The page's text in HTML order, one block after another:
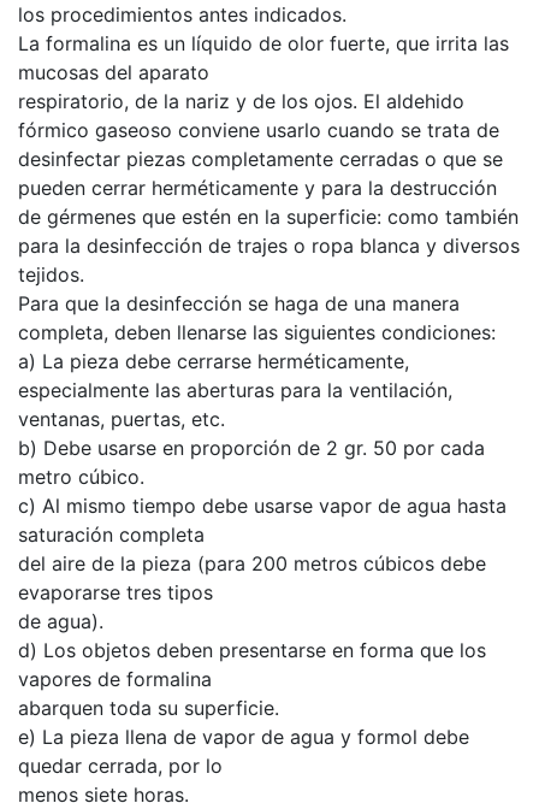
los procedimientos antes indicados.
La formalina es un líquido de olor fuerte, que irrita las
mucosas del aparato
respiratorio, de la nariz y de los ojos. El aldehido
fórmico gaseoso conviene usarlo cuando se trata de
desinfectar piezas completamente cerradas o que se
pueden cerrar herméticamente y para la destrucción
de gérmenes que estén en la superficie: como también
para la desinfección de trajes o ropa blanca y diversos
tejidos.
Para que la desinfección se haga de una manera
completa, deben llenarse las siguientes condiciones:
a) La pieza debe cerrarse herméticamente,
especialmente las aberturas para la ventilación,
ventanas, puertas, etc.
b) Debe usarse en proporción de 2 gr. 50 por cada
metro cúbico.
c) Al mismo tiempo debe usarse vapor de agua hasta
saturación completa
del aire de la pieza (para 200 metros cúbicos debe
evaporarse tres tipos
de agua).
d) Los objetos deben presentarse en forma que los
vapores de formalina
abarquen toda su superficie.
e) La pieza llena de vapor de agua y formol debe
quedar cerrada, por lo
menos siete horas.